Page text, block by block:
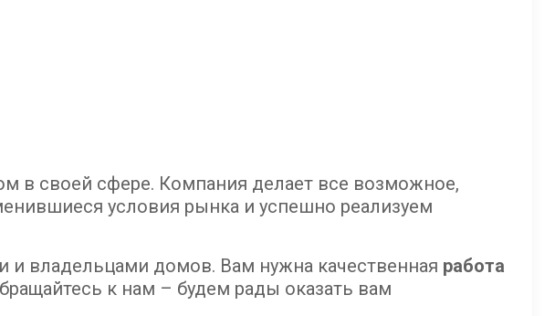
в своей сфере. Компания делает все возможное,
условия рынка и успешно реализуем
и владельцами домов. Вам нужна качественная работа
к нам – будем рады оказать вам